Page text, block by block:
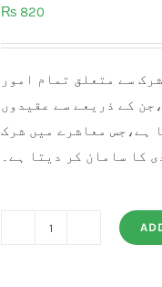
₨ 820
سے متعلق تمام امور
کے ذریعے سے عقیدوں
ہے،جس معاشرے میں شرک
کا سامان کر دیتا ہے۔